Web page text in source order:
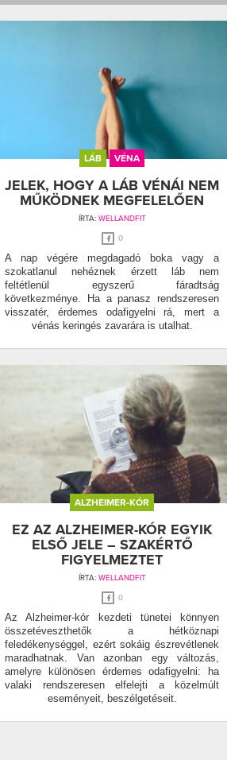
LÁB VÉNA
JELEK, HOGY A LÁB VÉNÁI NEM
MŰKÖDNEK MEGFELELŐEN
ÍRTA: WELLANDFIT
0
A nap végére megdagadó boka vagy a
szokatlanul nehéznek érzett láb nem
feltétlenül egyszerű fáradtság
következménye. Ha a panasz rendszeresen
visszatér, érdemes odafigyelni rá, mert a
vénás keringés zavarára is utalhat.
ALZHEIMER-KÓR
EZ AZ ALZHEIMER-KÓR EGYIK
ELSŐ JELE – SZAKÉRTŐ
FIGYELMEZTET
ÍRTA: WELLANDFIT
0
Az Alzheimer-kór kezdeti tünetei könnyen
összetéveszthetők a hétköznapi
feledékenységgel, ezért sokáig észrevétlenek
maradhatnak. Van azonban egy változás,
amelyre különösen érdemes odafigyelni: ha
valaki rendszeresen elfelejti a közelmúlt
eseményeit, beszélgetéseit.